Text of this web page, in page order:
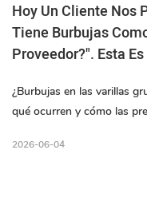
Hoy Un Cliente Nos
Tiene Burbujas
Proveedor?". Esta
¿Burbujas en las varillas
qué ocurren y cómo las
2026-06-04